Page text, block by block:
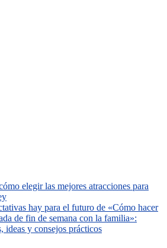
elegir las mejores atracciones para
hay para el futuro de «Cómo hacer
de fin de semana con la familia»:
ideas y consejos prácticos